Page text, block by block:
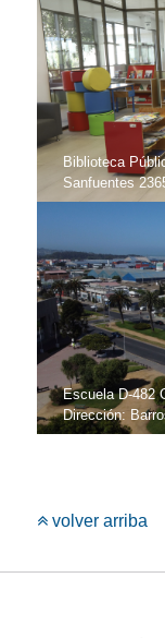
Biblioteca
Sanfuentes
Escuela D-482
Dirección:
volver arriba